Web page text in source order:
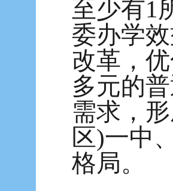
至少有1
委办学
改革，
多元的
需求，
区)一中
格局。